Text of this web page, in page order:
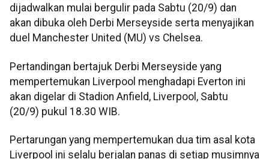
dijadwalkan mulai bergulir pada Sabtu (20/9) dan
akan dibuka oleh Derbi Merseyside serta menyajikan
duel Manchester United (MU) vs Chelsea.
Pertandingan bertajuk Derbi Merseyside yang
mempertemukan Liverpool menghadapi Everton ini
akan digelar di Stadion Anfield, Liverpool, Sabtu
(20/9) pukul 18.30 WIB.
Pertarungan yang mempertemukan dua tim asal kota
Liverpool ini selalu berjalan panas di setiap musimnya